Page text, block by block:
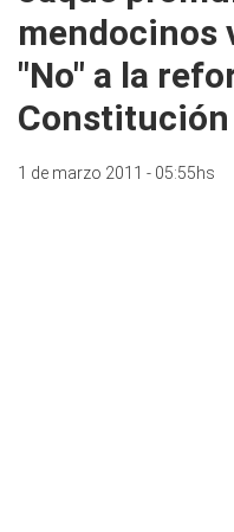
mendocinos
"No" a la
Constitución
1 de marzo 2011 - 05:55hs